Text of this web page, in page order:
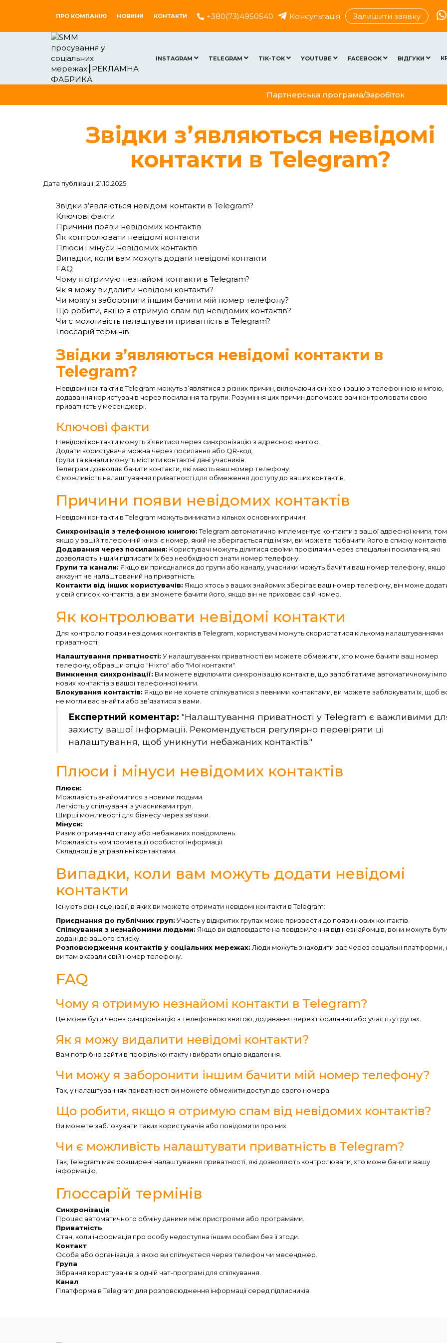
ПРО КОМПАНІЮ НОВИНИ КОНТАКТИ +380(73)4950540 Консультація Залишити заявку
INSTAGRAM TELEGRAM TIK-TOK YOUTUBE FACEBOOK ВІДГУКИ
Партнерська програма/Заробіток
Звідки з’являються невідомі
контакти в Telegram?
Дата публікації: 21.10.2025
Звідки з’являються невідомі контакти в Telegram?
Ключові факти
Причини появи невідомих контактів
Як контролювати невідомі контакти
Плюси і мінуси невідомих контактів
Випадки, коли вам можуть додати невідомі контакти
FAQ
Чому я отримую незнайомі контакти в Telegram?
Як я можу видалити невідомі контакти?
Чи можу я заборонити іншим бачити мій номер телефону?
Що робити, якщо я отримую спам від невідомих контактів?
Чи є можливість налаштувати приватність в Telegram?
Глоссарій термінів
Звідки з’являються невідомі контакти в
Telegram?
Невідомі контакти в Telegram можуть з’являтися з різних причин, включаючи синхронізацію з телефонною книгою,
додавання користувачів через посилання та групи. Розуміння цих причин допоможе вам контролювати свою
приватність у месенджері.
Ключові факти
Невідомі контакти можуть з’явитися через синхронізацію з адресною книгою.
Додати користувача можна через посилання або QR-код.
Групи та канали можуть містити контактні дані учасників.
Телеграм дозволяє бачити контакти, які мають ваш номер телефону.
Є можливість налаштування приватності для обмеження доступу до ваших контактів.
Причини появи невідомих контактів
Невідомі контакти в Telegram можуть виникати з кількох основних причин:
Синхронізація з телефонною книгою:Telegram автоматично імплементує контакти з вашої адресної книги,
якщо у вашій телефонній книзі є номер, який не зберігається під ім'ям, ви можете побачити його в списку контактів.
Додавання через посилання: Користувачі можуть ділитися своїми профілями через спеціальні посилання, які
дозволяють іншим підписати їх без необхідності знати номер телефону.
Групи та канали: Якщо ви приєдналися до групи або каналу, учасники можуть бачити ваш номер телефону,
аккаунт не налаштований на приватність.
Контакти від інших користувачів: Якщо хтось з ваших знайомих зберігає ваш номер телефону, він може
у свій список контактів, а ви зможете бачити його, якщо він не приховає свій номер.
Як контролювати невідомі контакти
Для контролю появи невідомих контактів в Telegram, користувачі можуть скористатися кількома налаштуваннями
приватності:
Налаштування приватності: У налаштуваннях приватності ви можете обмежити, хто може бачити ваш номер
телефону, обравши опцію "Ніхто" або "Мої контакти".
Вимкнення синхронізації: Ви можете відключити синхронізацію контактів, що запобігатиме автоматичному
нових контактів з вашої телефонної книги.
Блокування контактів: Якщо ви не хочете спілкуватися з певними контактами, ви можете заблокувати їх, щоб
не могли вас знайти або зв’язатися з вами.
Експертний коментар: "Налаштування приватності у Telegram є важливими
захисту вашої інформації. Рекомендується регулярно перевіряти ці
налаштування, щоб уникнути небажаних контактів."
Плюси і мінуси невідомих контактів
Плюси:
Можливість знайомитися з новими людьми.
Легкість у спілкуванні з учасниками груп.
Ширші можливості для бізнесу через зв'язки.
Мінуси:
Ризик отримання спаму або небажаних повідомлень.
Можливість компрометації особистої інформації.
Складнощі в управлінні контактами.
Випадки, коли вам можуть додати невідомі
контакти
Існують різні сценарії, в яких ви можете отримати невідомі контакти в Telegram:
Приєднання до публічних груп: Участь у відкритих групах може призвести до появи нових контактів.
Спілкування з незнайомими людьми: Якщо ви відповідаєте на повідомлення від незнайомців, вони можуть бути
додані до вашого списку.
Розповсюдження контактів у соціальних мережах: Люди можуть знаходити вас через соціальні платформи,
ви там вказали свій номер телефону.
FAQ
Чому я отримую незнайомі контакти в Telegram?
Це може бути через синхронізацію з телефонною книгою, додавання через посилання або участь у групах.
Як я можу видалити невідомі контакти?
Вам потрібно зайти в профіль контакту і вибрати опцію видалення.
Чи можу я заборонити іншим бачити мій номер телефону?
Так, у налаштуваннях приватності ви можете обмежити доступ до свого номера.
Що робити, якщо я отримую спам від невідомих контактів?
Ви можете заблокувати таких користувачів або повідомити про них.
Чи є можливість налаштувати приватність в Telegram?
Так, Telegram має розширені налаштування приватності, які дозволяють контролювати, хто може бачити вашу
інформацію.
Глоссарій термінів
Синхронізація
Процес автоматичного обміну даними між пристроями або програмами.
Приватність
Стан, коли інформація про особу недоступна іншим особам без її згоди.
Контакт
Особа або організація, з якою ви спілкуєтеся через телефон чи месенджер.
Група
Зібрання користувачів в одній чат-програмі для спілкування.
Канал
Платформа в Telegram для розповсюдження інформації серед підписників.